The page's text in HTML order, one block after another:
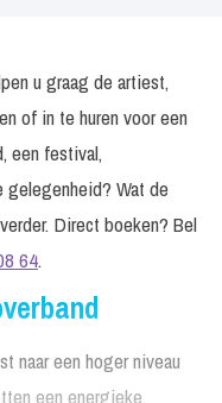
u graag de artiest,
of in te huren voor een
een festival,
gelegenheid? Wat de
Direct boeken? Bel
64.
naar een hoger niveau
een energieke,